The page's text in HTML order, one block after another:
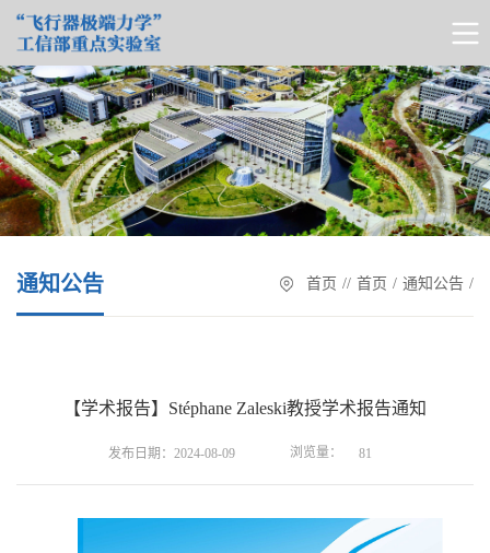
通知公告 首页 // 首页 / 通知公告 /
【学术报告】Stéphane Zaleski教授学术报告通知
发布日期：2024-08-09 浏览量： 81